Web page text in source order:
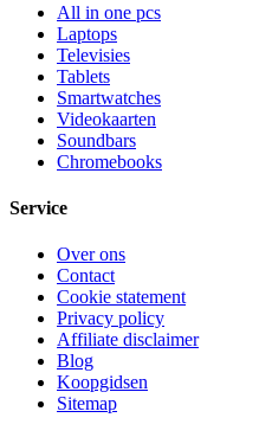
All in one pcs
Laptops
Televisies
Tablets
Smartwatches
Videokaarten
Soundbars
Chromebooks
Service
Over ons
Contact
Cookie statement
Privacy policy
Affiliate disclaimer
Blog
Koopgidsen
Sitemap